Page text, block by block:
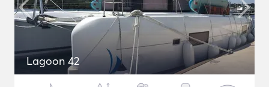
Lagoon 42